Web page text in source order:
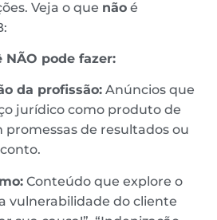
Veja o que não é
NÃO pode fazer:
da profissão: Anúncios que
jurídico como produto de
promessas de resultados ou
Conteúdo que explore o
vulnerabilidade do cliente